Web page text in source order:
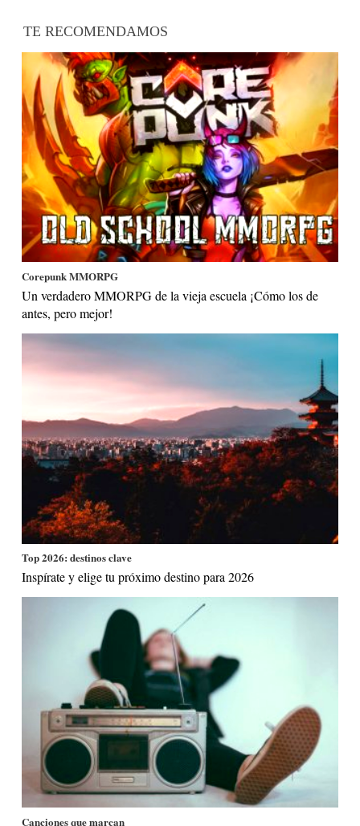
TE RECOMENDAMOS
Corepunk MMORPG
Un verdadero MMORPG de la vieja escuela ¡Cómo los de
antes, pero mejor!
Top 2026: destinos clave
Inspírate y elige tu próximo destino para 2026
Canciones que marcan